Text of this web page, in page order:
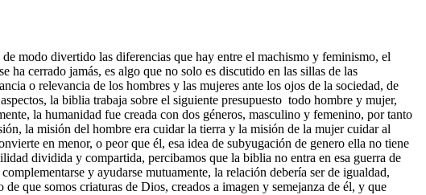
modo divertido las diferencias que hay entre el machismo y feminismo, el
ha cerrado jamás, es algo que no solo es discutido en las sillas de las
o relevancia de los hombres y las mujeres ante los ojos de la sociedad, de
la biblia trabaja sobre el siguiente presupuesto todo hombre y mujer,
la humanidad fue creada con dos géneros, masculino y femenino, por tanto
la misión del hombre era cuidar la tierra y la misión de la mujer cuidar al
en menor, o peor que él, esa idea de subyugación de genero ella no tiene
dividida y compartida, percibamos que la biblia no entra en esa guerra de
y ayudarse mutuamente, la relación debería ser de igualdad,
que somos criaturas de Dios, creados a imagen y semejanza de él, y que